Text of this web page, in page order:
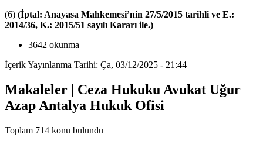
(6) (İptal: Anayasa Mahkemesi’nin 27/5/2015 tarihli ve E.:
2014/36, K.: 2015/51 sayılı Kararı ile.)
3642 okunma
İçerik Yayınlanma Tarihi: Ça, 03/12/2025 - 21:44
Makaleler | Ceza Hukuku Avukat Uğur
Azap Antalya Hukuk Ofisi
Toplam 714 konu bulundu